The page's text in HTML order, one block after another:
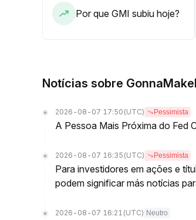
Por que GMI subiu hoje?
Notícias sobre
2026-08-07 17:50 (UTC) Pessimista
A Pessoa Mais Próxima do Fed
2026-08-07 16:35 (UTC) Pessimista
Para investidores em ações e
podem significar más notícias
2026-08-07 16:21 (UTC) Neutro